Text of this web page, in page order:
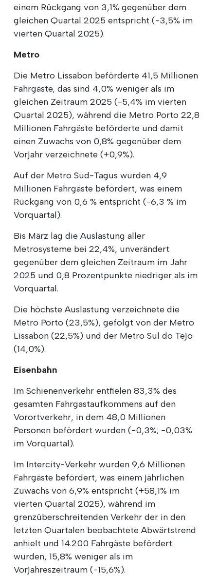
einem Rückgang von 3,1% gegenüber dem
gleichen Quartal 2025 entspricht (-3,5% im
vierten Quartal 2025).
Metro
Die Metro Lissabon beförderte 41,5 Millionen
Fahrgäste, das sind 4,0% weniger als im
gleichen Zeitraum 2025 (-5,4% im vierten
Quartal 2025), während die Metro Porto 22,8
Millionen Fahrgäste beförderte und damit
einen Zuwachs von 0,8% gegenüber dem
Vorjahr verzeichnete (+0,9%).
Auf der Metro Süd-Tagus wurden 4,9
Millionen Fahrgäste befördert, was einem
Rückgang von 0,6 % entspricht (-6,3 % im
Vorquartal).
Bis März lag die Auslastung aller
Metrosysteme bei 22,4%, unverändert
gegenüber dem gleichen Zeitraum im Jahr
2025 und 0,8 Prozentpunkte niedriger als im
Vorquartal.
Die höchste Auslastung verzeichnete die
Metro Porto (23,5%), gefolgt von der Metro
Lissabon (22,5%) und der Metro Sul do Tejo
(14,0%).
Eisenbahn
Im Schienenverkehr entfielen 83,3% des
gesamten Fahrgastaufkommens auf den
Vorortverkehr, in dem 48,0 Millionen
Personen befördert wurden (-0,3%; -0,03%
im Vorquartal).
Im Intercity-Verkehr wurden 9,6 Millionen
Fahrgäste befördert, was einem jährlichen
Zuwachs von 6,9% entspricht (+58,1% im
vierten Quartal 2025), während im
grenzüberschreitenden Verkehr der in den
letzten Quartalen beobachtete Abwärtstrend
anhielt und 14.200 Fahrgäste befördert
wurden, 15,8% weniger als im
Vorjahreszeitraum (-15,6%).